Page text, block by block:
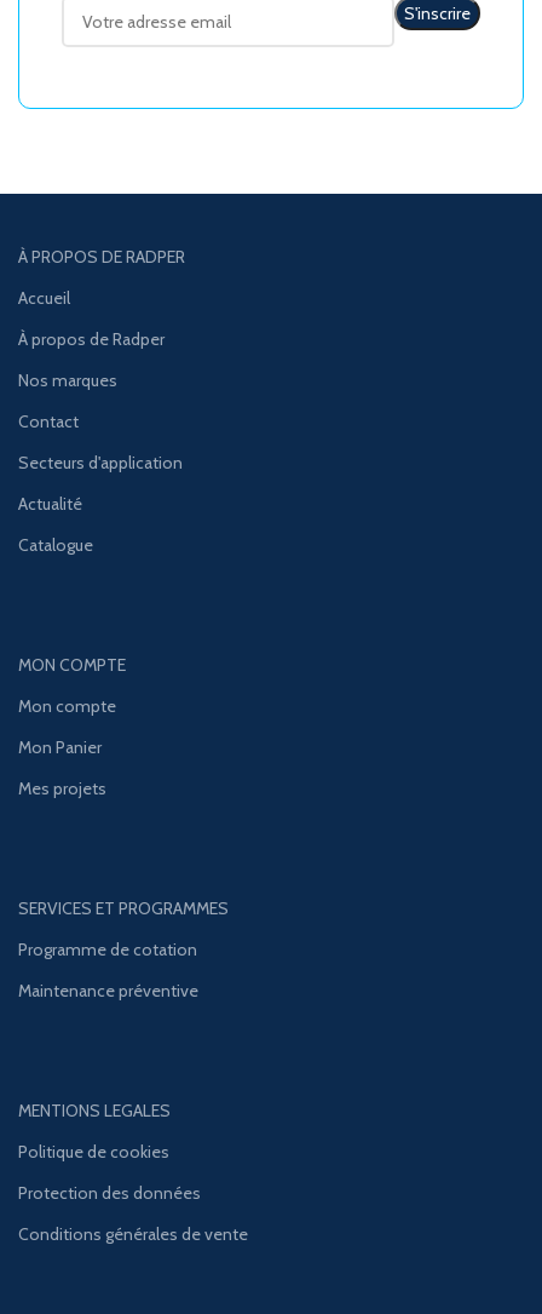
À PROPOS DE RADPER
Accueil
À propos de Radper
Nos marques
Contact
Secteurs d'application
Actualité
Catalogue
MON COMPTE
Mon compte
Mon Panier
Mes projets
SERVICES ET PROGRAMMES
Programme de cotation
Maintenance préventive
MENTIONS LEGALES
Politique de cookies
Protection des données
Conditions générales de vente